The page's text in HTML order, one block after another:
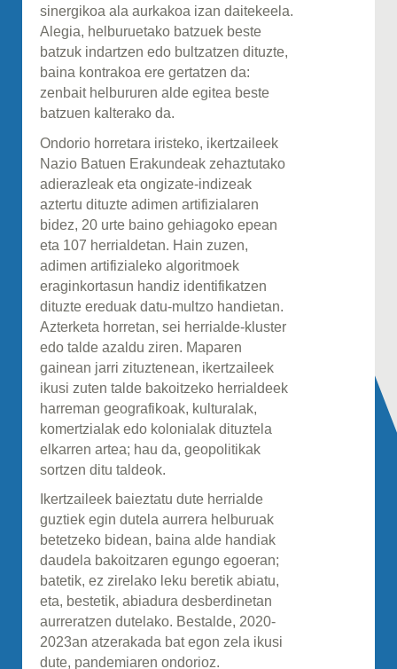
sinergikoa ala aurkakoa izan daitekeela.
Alegia, helburuetako batzuek beste
batzuk indartzen edo bultzatzen dituzte,
baina kontrakoa ere gertatzen da:
zenbait helbururen alde egitea beste
batzuen kalterako da.
Ondorio horretara iristeko, ikertzaileek
Nazio Batuen Erakundeak zehaztutako
adierazleak eta ongizate-indizeak
aztertu dituzte adimen artifizialaren
bidez, 20 urte baino gehiagoko epean
eta 107 herrialdetan. Hain zuzen,
adimen artifizialeko algoritmoek
eraginkortasun handiz identifikatzen
dituzte ereduak datu-multzo handietan.
Azterketa horretan, sei herrialde-kluster
edo talde azaldu ziren. Maparen
gainean jarri zituztenean, ikertzaileek
ikusi zuten talde bakoitzeko herrialdeek
harreman geografikoak, kulturalak,
komertzialak edo kolonialak dituztela
elkarren artea; hau da, geopolitikak
sortzen ditu taldeok.
Ikertzaileek baieztatu dute herrialde
guztiek egin dutela aurrera helburuak
betetzeko bidean, baina alde handiak
daudela bakoitzaren egungo egoeran;
batetik, ez zirelako leku beretik abiatu,
eta, bestetik, abiadura desberdinetan
aurreratzen dutelako. Bestalde, 2020-
2023an atzerakada bat egon zela ikusi
dute, pandemiaren ondorioz.